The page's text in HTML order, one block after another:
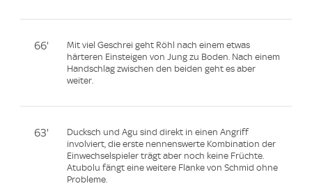
66'
Mit viel Geschrei geht Röhl nach einem etwas
härteren Einsteigen von Jung zu Boden. Nach einem
Handschlag zwischen den beiden geht es aber
weiter.
63'
Ducksch und Agu sind direkt in einen Angriff
involviert, die erste nennenswerte Kombination der
Einwechselspieler trägt aber noch keine Früchte.
Atubolu fängt eine weitere Flanke von Schmid ohne
Probleme.